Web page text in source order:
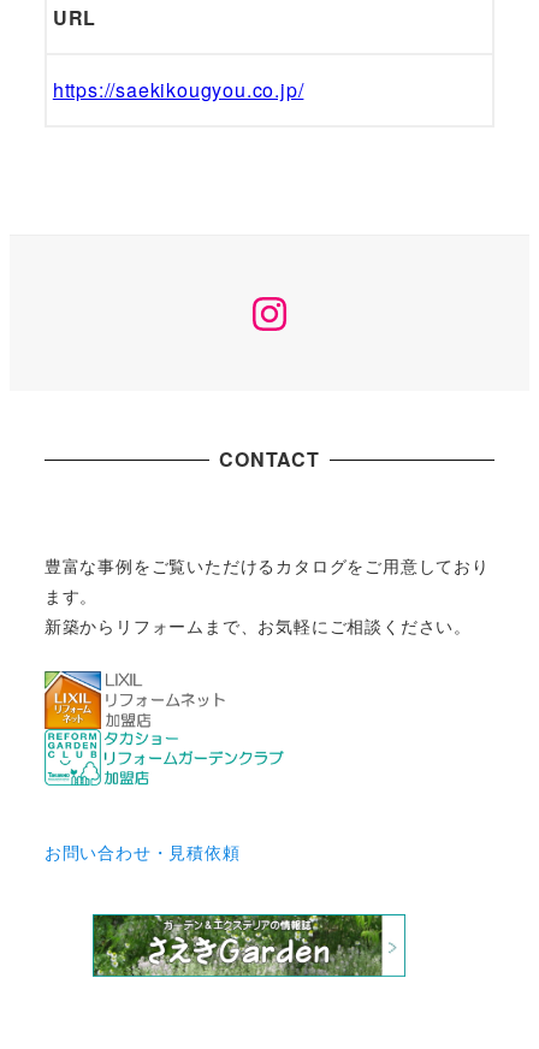
URL
https://saekikougyou.co.jp/
Instagram
CONTACT
豊富な事例をご覧いただけるカタログをご用意しており
ます。
新築からリフォームまで、お気軽にご相談ください。
お問い合わせ・見積依頼